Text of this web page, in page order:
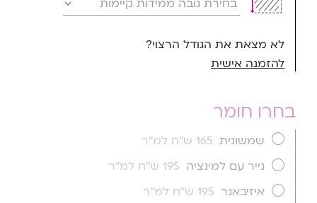
לא מצאת את הגודל הרצוי?
להזמנה אישית
בחרו חומר
שמשונית 165 ש''ח למ''ר
נייר עם למינציה 195 ש''ח למ''ר
איזיבאנר 195 ש''ח למ''ר